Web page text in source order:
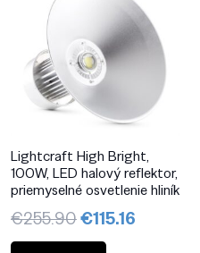
Lightcraft High Bright,
100W, LED halový reflektor,
priemyselné osvetlenie hliník
€255.90Pôvodná
cena
€115.16